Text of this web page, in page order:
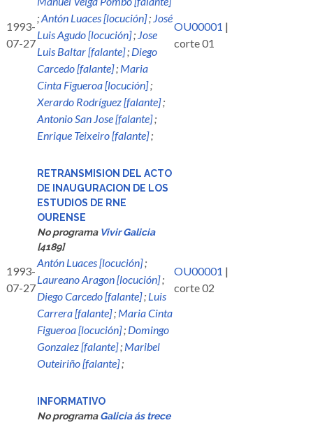
1993-
07-27
;Antón Luaces [locución]; José
Luis Agudo [locución]; Jose
Luis Baltar [falante]; Diego
Carcedo [falante]; Maria
Cinta Figueroa [locución];
Xerardo Rodríguez [falante];
Antonio San Jose [falante];
Enrique Teixeiro [falante];
OU00001 |
corte 01
1993-
07-27
RETRANSMISION DEL ACTO
DE INAUGURACION DE LOS
ESTUDIOS DE RNE
OURENSE
No programa Vivir Galicia
[4189]
Antón Luaces [locución];
Laureano Aragon [locución];
Diego Carcedo [falante]; Luis
Carrera [falante]; Maria Cinta
Figueroa [locución]; Domingo
Gonzalez [falante]; Maribel
Outeiriño [falante];
OU00001 |
corte 02
INFORMATIVO
No programaGalicia ás trece